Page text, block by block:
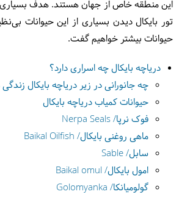
این منطقه خاص از جهان هستند. هدف بسیاری
تور بایکال دیدن بسیاری از این حیوانات
حیوانات بیشتر خواهیم گفت.
دریاچه بایکال چه اسراری دارد؟
چه جانورانی در زیر دریاچه بایکال
حیوانات کمیاب دریاچه بایکال
فوک نرپا/ Nerpa Seals
ماهی روغنی بایکال/ Baikal Oilfish
سابل/ Sable
امول بایکال/ Baikal omul
گولومیانکا/ Golomyanka